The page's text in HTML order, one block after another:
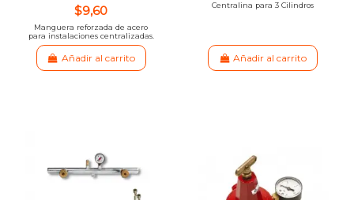
$9,60
Manguera reforzada de acero
para instalaciones centralizadas.
Añadir al carrito
Centralina para 3 Cilindros
Añadir al carrito